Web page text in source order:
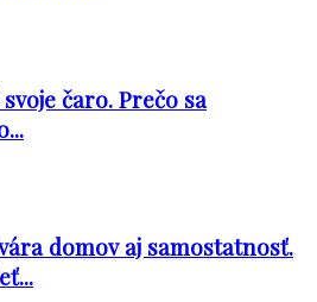
čaro. Prečo sa
domov aj samostatnosť.